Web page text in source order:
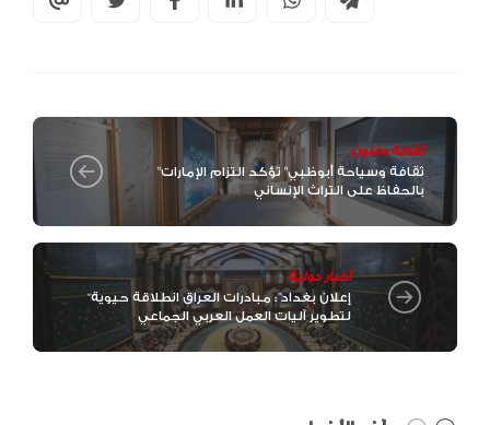
ثقافة وفنون
"ثقافة وسياحة أبوظبي" تؤكد التزام الإمارات
بالحفاظ على التراث الإنساني
أخبار دولية
“إعلان بغداد”: مبادرات العراق انطلاقة حيوية
لتطوير آليات العمل العربي الجماعي